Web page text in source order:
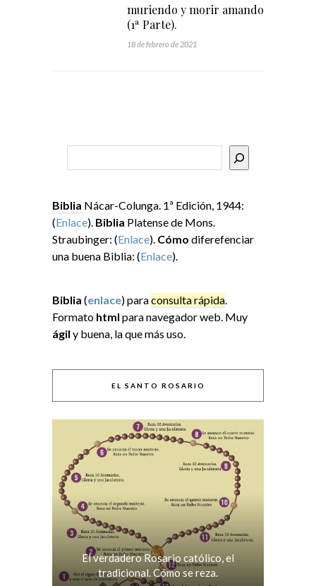
muriendo y morir amando
(1ª Parte).
18 de febrero de 2021
Biblia Nácar-Colunga. 1ª Edición, 1944:
(Enlace). Biblia Platense de Mons.
Straubinger: (Enlace). Cómo diferefenciar
una buena Biblia: (Enlace).
Biblia (enlace) paraconsulta rápida.
Formato html para navegador web. Muy
ágil y buena, la que más uso.
EL SANTO ROSARIO
El verdadero Rosario católico, el
tradicional. Cómo se reza.